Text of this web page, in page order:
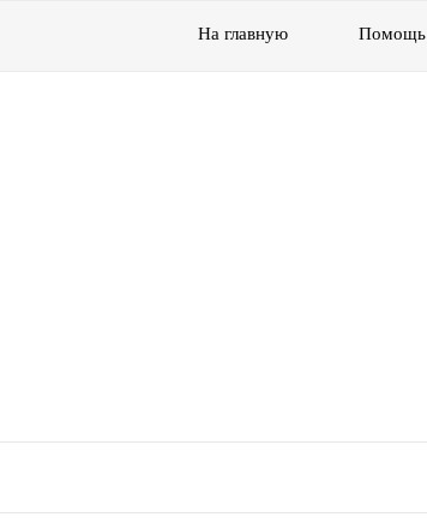
На главную Помощь